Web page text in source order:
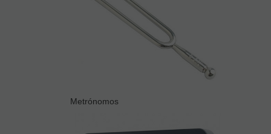
Metrónomos